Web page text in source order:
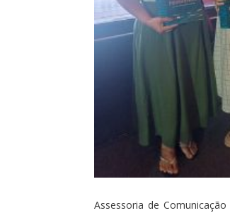
Assessoria de